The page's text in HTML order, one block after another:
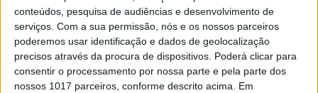
conteúdos, pesquisa de audiências e desenvolvimento de
serviços. Com a sua permissão, nós e os nossos parceiros
poderemos usar identificação e dados de geolocalização
precisos através da procura de dispositivos. Poderá clicar para
consentir o processamento por nossa parte e pela parte dos
nossos 1017 parceiros, conforme descrito acima. Em
SITES DO GRUPO TRUST IN NEWS